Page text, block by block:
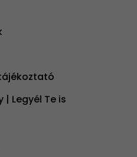
Legyél Te is